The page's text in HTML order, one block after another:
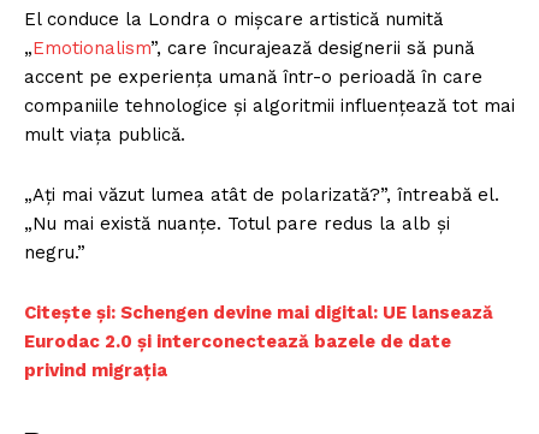
El conduce la Londra o mișcare artistică numită
„Emotionalism”, care încurajează designerii să pună
accent pe experiența umană într-o perioadă în care
companiile tehnologice și algoritmii influențează tot mai
mult viața publică.
„Ați mai văzut lumea atât de polarizată?”, întreabă el.
„Nu mai există nuanțe. Totul pare redus la alb și
negru.”
Citește și: Schengen devine mai digital: UE lansează
Eurodac 2.0 și interconectează bazele de date
privind migrația